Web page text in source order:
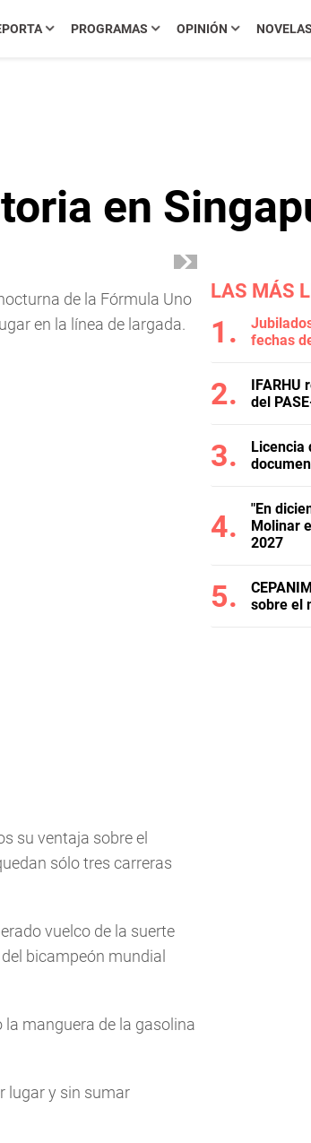
PROGRAMAS OPINIÓN NOVELAS
en
de la Fórmula Uno
en la línea de largada.
su ventaja sobre el
sólo tres carreras
vuelco de la suerte
bicampeón mundial
manguera de la gasolina
lugar y sin sumar
LAS MÁS
fechas
IFARHU
del
Licencia
"En
Molinar
2027
sobre el